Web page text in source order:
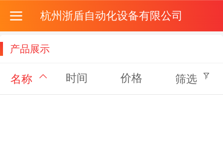
杭州浙盾自动化设备有限公司
产品展示
名称 时间 价格 筛选